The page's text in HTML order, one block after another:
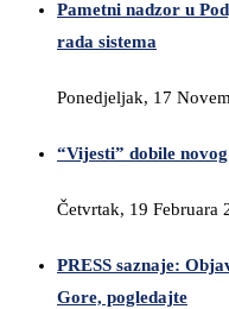
Pametni nadzor u
rada sistema
Ponedjeljak, 17
“Vijesti” dobile
Četvrtak, 19 Februara
PRESS saznaje:
Gore, pogledajte